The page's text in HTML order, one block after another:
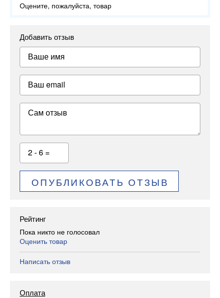
Оцените, пожалуйста, товар
Добавить отзыв
Ваше имя
Ваш email
Сам отзыв
2 - 6 =
ОПУБЛИКОВАТЬ ОТЗЫВ
Рейтинг
Пока никто не голосовал
Оценить товар
Написать отзыв
Оплата